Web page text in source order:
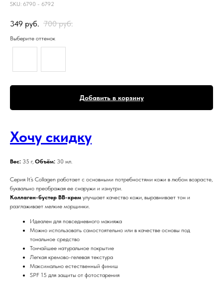
SKU: 6790 - 6792
349 руб. 700 руб.
Выберите оттенок
Добавить в корзину
Хочу скидку
Вес: 35 г, Объём: 30 мл.
Серия It’s Collagen работает с основными потребностями кожи в любом возрасте,
буквально преображая ее снаружи и изнутри.
Коллаген-бустер BB-крем улучшает качество кожи, выравнивает тон и
разглаживает мелкие морщинки.
Идеален для повседневного макияжа
Можно использовать самостоятельно или в качестве основы под
тональное средство
Тончайшее натуральное покрытие
Легкая кремово-гелевая текстура
Максимально естественный финиш
SPF 15 для защиты от фотостарения